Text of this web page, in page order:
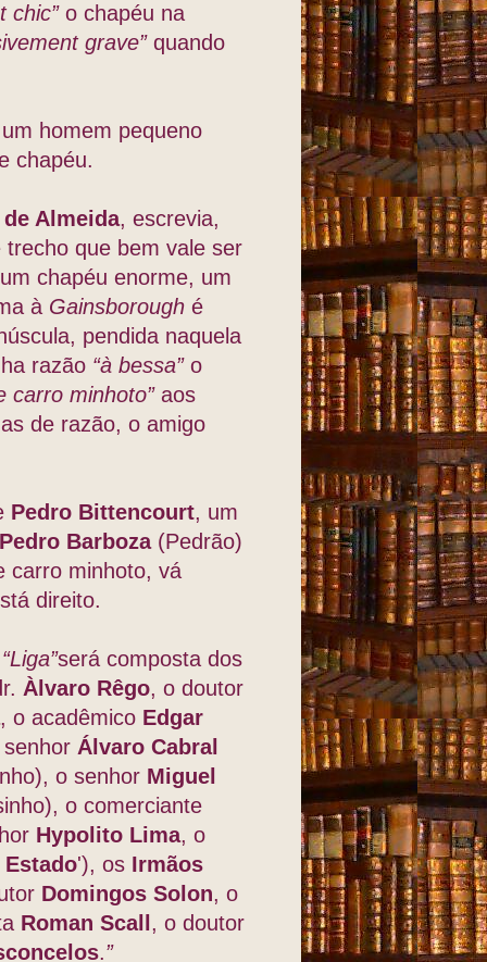
chic”o chapéu na
grave” quando
homem pequeno
chapéu.
Almeida, escrevia,
trecho que bem vale ser
chapéu enorme, um
à Gainsborough é
pendida naquela
razão “à bessa” o
carro minhoto”aos
de razão, o amigo
Pedro Bittencourt, um
Pedro Barboza(Pedrão)
carro minhoto, vá
direito.
“Liga”será composta dos
Àlvaro Rêgo, o doutor
, o acadêmico Edgar
Álvaro Cabral
o senhor Miguel
o comerciante
Hypolito Lima, o
'), os Irmãos
Domingos Solon, o
Roman Scall , o doutor
.”